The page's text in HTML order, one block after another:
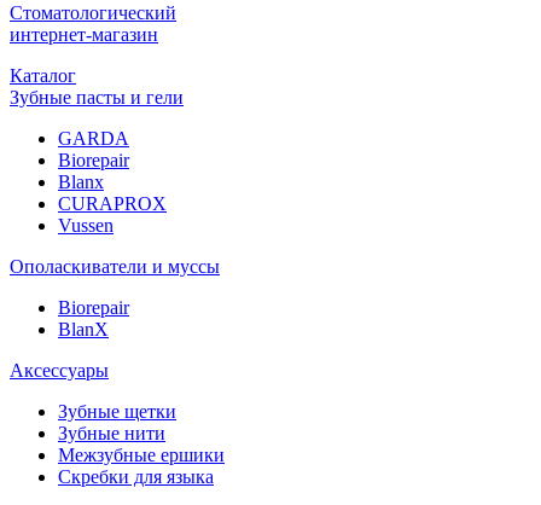
Стоматологический
интернет-магазин
Каталог
Зубные пасты и гели
GARDA
Biorepair
Blanx
CURAPROX
Vussen
Ополаскиватели и муссы
Biorepair
BlanX
Аксессуары
Зубные щетки
Зубные нити
Межзубные ершики
Скребки для языка